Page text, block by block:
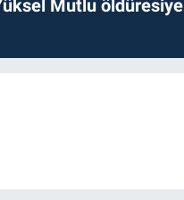
Mutlu öldüresiye